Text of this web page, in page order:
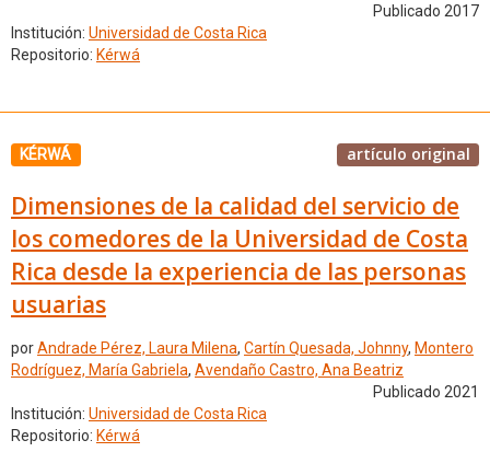
Publicado 2017
Institución: Universidad de Costa Rica
Repositorio: Kérwá
KÉRWÁ artículo original
Dimensiones de la calidad del servicio de
los comedores de la Universidad de Costa
Rica desde la experiencia de las personas
usuarias
porAndrade Pérez, Laura Milena, Cartín Quesada, Johnny, Montero
Rodríguez, María Gabriela, Avendaño Castro, Ana Beatriz
Publicado 2021
Institución: Universidad de Costa Rica
Repositorio: Kérwá